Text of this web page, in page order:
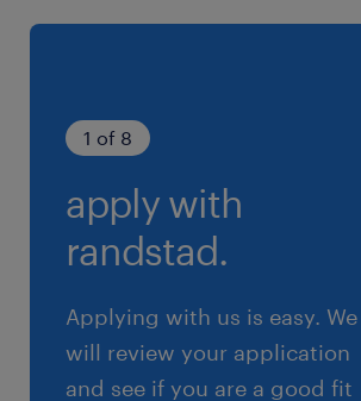
イアンス知識
健康保険 厚生年金保険 雇用保険
休日休暇
土曜日 日曜日 祝日
給与
年収800 ～ 1,200万円
1 of 8
apply with
randstad.
Applying with us is easy. We
will review your application
and see if you are a good fit